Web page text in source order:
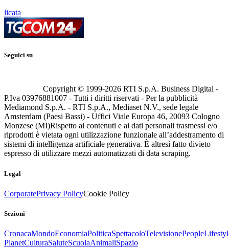
licata
Seguici su
Copyright © 1999-2026 RTI S.p.A. Business Digital -
P.Iva 03976881007 - Tutti i diritti riservati - Per la pubblicità
Mediamond S.p.A. - RTI S.p.A., Mediaset N.V., sede legale
Amsterdam (Paesi Bassi) - Uffici Viale Europa 46, 20093 Cologno
Monzese (MI)Rispetto ai contenuti e ai dati personali trasmessi e/o
riprodotti è vietata ogni utilizzazione funzionale all’addestramento di
sistemi di intelligenza artificiale generativa. È altresì fatto divieto
espresso di utilizzare mezzi automatizzati di data scraping.
Legal
CorporatePrivacy PolicyCookie Policy
Sezioni
CronacaMondoEconomiaPoliticaSpettacoloTelevisionePeople
PlanetCulturaSaluteScuolaAnimaliSpazio